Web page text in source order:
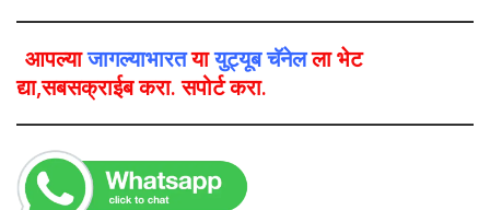
आपल्याजागल्याभारतयायुट्यूब चॅनेलला भेट
द्या,सबसक्राईब करा. सपोर्ट करा.